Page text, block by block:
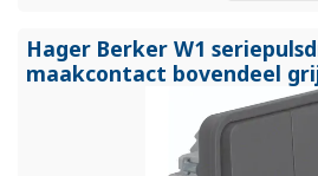
Hager Berker W1
maakcontact bovendeel